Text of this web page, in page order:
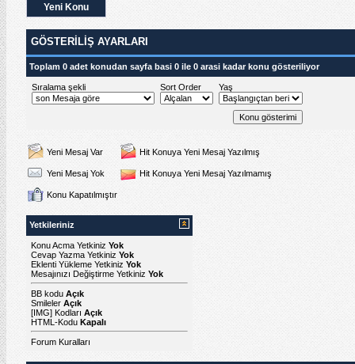
Yeni Konu
GÖSTERILIŞ AYARLARI
Toplam 0 adet konudan sayfa basi 0 ile 0 arasi kadar konu gösteriliyor
Sıralama şekli Sort Order Yaş
Yeni Mesaj Var Hit Konuya Yeni Mesaj Yazılmış
Yeni Mesaj Yok Hit Konuya Yeni Mesaj Yazılmamış
Konu Kapatılmıştır
Yetkileriniz
Konu Acma Yetkiniz Yok
Cevap Yazma Yetkiniz Yok
Eklenti Yükleme Yetkiniz Yok
Mesajınızı Değiştirme Yetkiniz Yok
BB kodu Açık
Smileler Açık
[IMG] Kodları Açık
HTML-Kodu Kapalı
Forum Kuralları